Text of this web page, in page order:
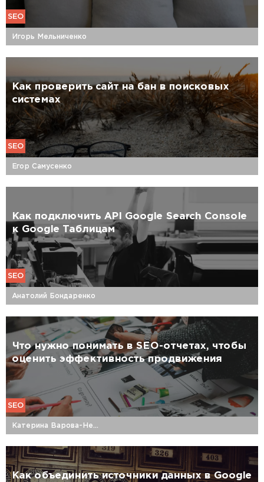
SEO
Игорь Мельниченко
Как проверить сайт на бан в поисковых
системах
SEO
Егор Самусенко
Как подключить API Google Search Console
к Google Таблицам
SEO
Анатолий Бондаренко
Что нужно понимать в SEO-отчетах, чтобы
оценить эффективность продвижения
SEO
Катерина Варова-Недашковская
Как объединить источники данных в Google